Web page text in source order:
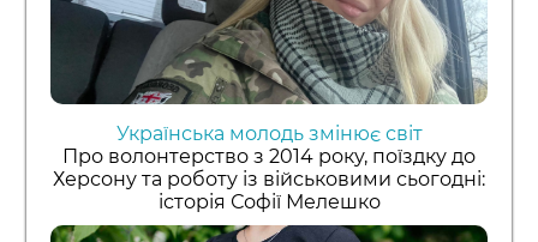
Українська молодь змінює світ
Про волонтерство з 2014 року, поїздку до
Херсону та роботу із військовими сьогодні:
історія Софії Мелешко